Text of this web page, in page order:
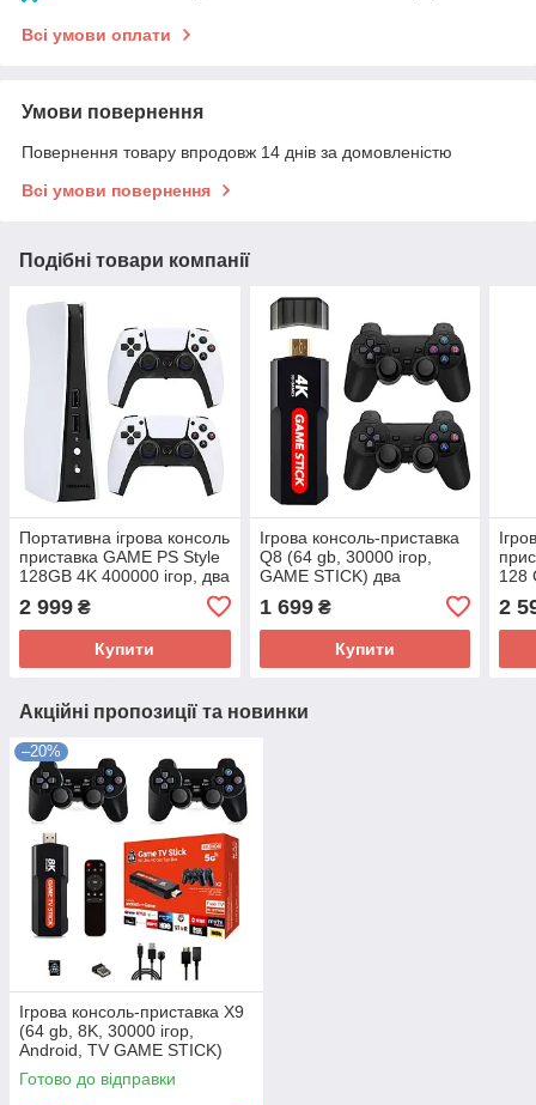
Всі умови оплати
Умови повернення
Повернення товару впродовж 14 днів за домовленістю
Всі умови повернення
Подібні товари компанії
Портативна ігрова консоль
приставка GAME PS Style
128GB 4K 400000 ігор, два
2 999 ₴
Купити
Ігрова консоль-приставка
Q8 (64 gb, 30000 ігор,
GAME STICK) два
1 699₴
Купити
128
2
Акційні пропозиції та новинки
–20%
Ігрова консоль-приставка X9
(64 gb, 8K, 30000 ігор,
Android, TV GAME STICK)
два бездротові джойстики
Готово до відправки